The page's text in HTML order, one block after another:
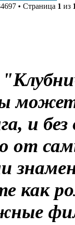
• Страница 1 из
и
от
как